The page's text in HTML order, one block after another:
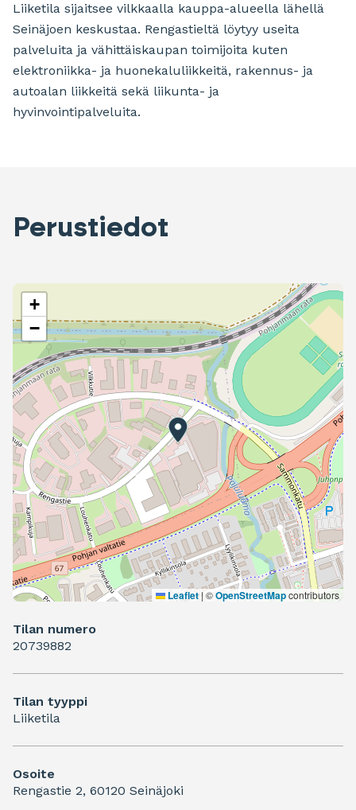
Liiketila sijaitsee vilkkaalla kauppa-alueella lähellä
Seinäjoen keskustaa. Rengastieltä löytyy useita
palveluita ja vähittäiskaupan toimijoita kuten
elektroniikka- ja huonekaluliikkeitä, rakennus- ja
autoalan liikkeitä sekä liikunta- ja
hyvinvointipalveluita.
Perustiedot
+
−
Leaflet|©OpenStreetMapcontributors
Tilan numero
20739882
Tilan tyyppi
Liiketila
Osoite
Rengastie 2, 60120 Seinäjoki